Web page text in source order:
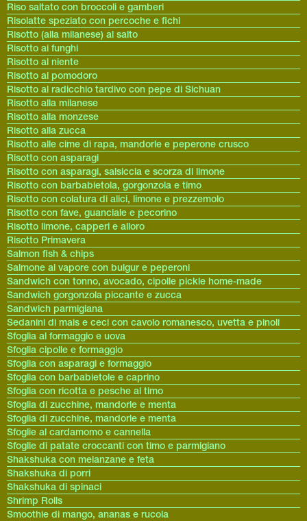
Riso saltato con broccoli e gamberi
Risolatte speziato con percoche e fichi
Risotto (alla milanese) al salto
Risotto ai funghi
Risotto al niente
Risotto al pomodoro
Risotto al radicchio tardivo con pepe di Sichuan
Risotto alla milanese
Risotto alla monzese
Risotto alla zucca
Risotto alle cime di rapa, mandorle e peperone crusco
Risotto con asparagi
Risotto con asparagi, salsiccia e scorza di limone
Risotto con barbabietola, gorgonzola e timo
Risotto con colatura di alici, limone e prezzemolo
Risotto con fave, guanciale e pecorino
Risotto limone, capperi e alloro
Risotto Primavera
Salmon fish & chips
Salmone al vapore con bulgur e peperoni
Sandwich con tonno, avocado, cipolle pickle home-made
Sandwich gorgonzola piccante e zucca
Sandwich parmigiana
Sedanini di mais e ceci con cavolo romanesco, uvetta e pinoli
Sfoglia al formaggio e uova
Sfoglia cipolle e formaggio
Sfoglia con asparagi e formaggio
Sfoglia con barbabietole e caprino
Sfoglia con ricotta e pesche al timo
Sfoglia di zucchine, mandorle e menta
Sfoglia di zucchine, mandorle e menta
Sfoglie al cardamomo e cannella
Sfoglie di patate croccanti con timo e parmigiano
Shakshuka con melanzane e feta
Shakshuka di porri
Shakshuka di spinaci
Shrimp Rolls
Smoothie di mango, ananas e rucola